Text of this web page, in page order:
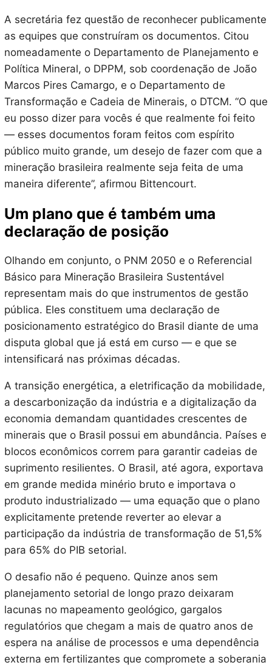
A secretária fez questão de reconhecer publicamente
as equipes que construíram os documentos. Citou
nomeadamente o Departamento de Planejamento e
Política Mineral, o DPPM, sob coordenação de João
Marcos Pires Camargo, e o Departamento de
Transformação e Cadeia de Minerais, o DTCM. “O que
eu posso dizer para vocês é que realmente foi feito
— esses documentos foram feitos com espírito
público muito grande, um desejo de fazer com que a
mineração brasileira realmente seja feita de uma
maneira diferente”, afirmou Bittencourt.
Um plano que é também uma
declaração de posição
Olhando em conjunto, o PNM 2050 e o Referencial
Básico para Mineração Brasileira Sustentável
representam mais do que instrumentos de gestão
pública. Eles constituem uma declaração de
posicionamento estratégico do Brasil diante de uma
disputa global que já está em curso — e que se
intensificará nas próximas décadas.
A transição energética, a eletrificação da mobilidade,
a descarbonização da indústria e a digitalização da
economia demandam quantidades crescentes de
minerais que o Brasil possui em abundância. Países e
blocos econômicos correm para garantir cadeias de
suprimento resilientes. O Brasil, até agora, exportava
em grande medida minério bruto e importava o
produto industrializado — uma equação que o plano
explicitamente pretende reverter ao elevar a
participação da indústria de transformação de 51,5%
para 65% do PIB setorial.
O desafio não é pequeno. Quinze anos sem
planejamento setorial de longo prazo deixaram
lacunas no mapeamento geológico, gargalos
regulatórios que chegam a mais de quatro anos de
espera na análise de processos e uma dependência
externa em fertilizantes que compromete a soberania